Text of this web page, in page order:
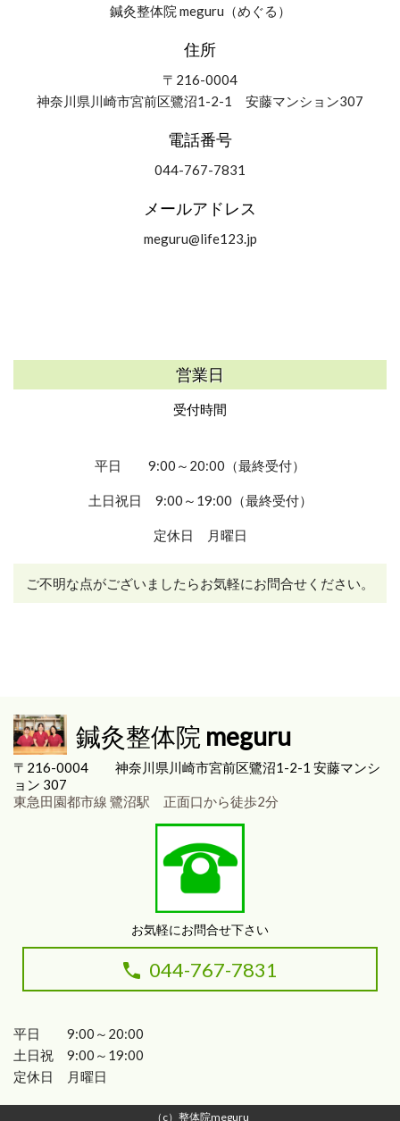
鍼灸整体院 meguru（めぐる）
住所
〒216-0004
神奈川県川崎市宮前区鷺沼1-2-1 安藤マンション307
電話番号
044-767-7831
メールアドレス
meguru@life123.jp
営業日
受付時間
平日 9:00～20:00（最終受付）
土日祝日 9:00～19:00 （最終受付）
定休日 月曜日
ご不明な点がございましたらお気軽にお問合せください。
鍼灸整体院 meguru
〒216-0004 神奈川県川崎市宮前区鷺沼1-2-1 安藤マンシ
ョン 307
東急田園都市線 鷺沼駅 正面口から徒歩2分
お気軽にお問合せ下さい
044-767-7831
平日 9:00～20:00
土日祝 9:00～19:00
定休日 月曜日
（c）整体院meguru